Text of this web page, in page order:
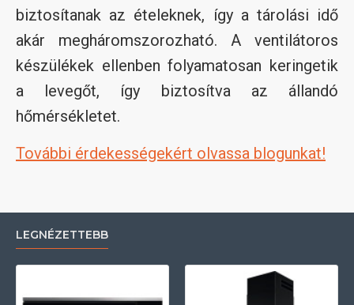
biztosítanak az ételeknek, így a tárolási idő
akár megháromszorozható. A ventilátoros
készülékek ellenben folyamatosan keringetik
a levegőt, így biztosítva az állandó
hőmérsékletet.
További érdekességekért olvassa blogunkat!
LEGNÉZETTEBB